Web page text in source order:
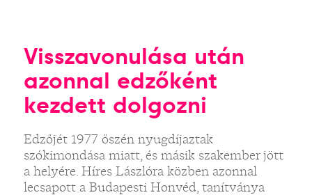
Visszavonulása után
azonnal edzőként
kezdett dolgozni
Edzőjét 1977 őszén nyugdíjaztak
szókimondása miatt, és másik szakember jött
a helyére. Híres Lászlóra közben azonnal
lecsapott a Budapesti Honvéd, tanítványa